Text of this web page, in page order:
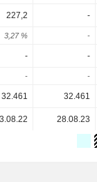
227,2 -
3,27 % -
- -
- -
32.461 32.461
28.08.23